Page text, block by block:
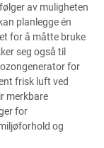
av muligheten
planlegge én
for å måtte bruke
seg også til
for
frisk luft ved
merkbare
for
og